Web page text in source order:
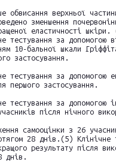
обвисання верхньої
зменшення
еластичності
тестування за допомогою
10-бальної шкали
застосування.
тестування за допомогою
першого застосування.
тестування за допомогою
після нічного
самооцінки з 26
28 днів.(5) Клінічне
результату після
днів.